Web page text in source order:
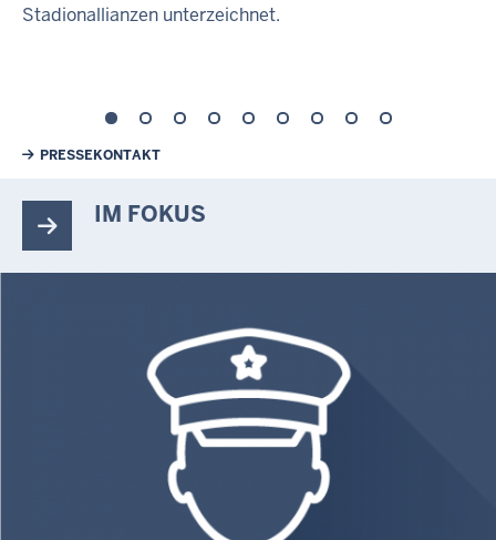
Stadionallianzen unterzeichnet.
Weiterführende Links
PRESSEKONTAKT
IM FOKUS